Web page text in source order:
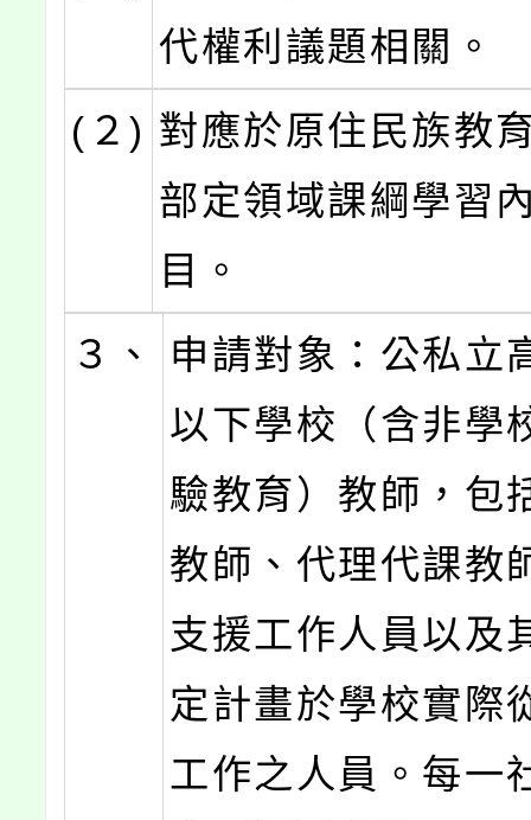
代權利議題相關。
(２) 對應於原住民族教
部定領域課綱學習
目。
３、
申請對象：公私立
以下學校（含非學
驗教育）教師，包
教師、代理代課教
支援工作人員以及
定計畫於學校實際
工作之人員。每一